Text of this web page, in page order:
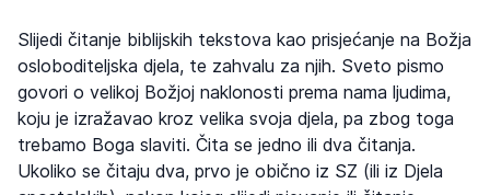
Slijedi čitanje biblijskih tekstova kao prisjećanje na Božja
osloboditeljska djela, te zahvalu za njih. Sveto pismo
govori o velikoj Božjoj naklonosti prema nama ljudima,
koju je izražavao kroz velika svoja djela, pa zbog toga
trebamo Boga slaviti. Čita se jedno ili dva čitanja.
Ukoliko se čitaju dva, prvo je obično iz SZ (ili iz Djela